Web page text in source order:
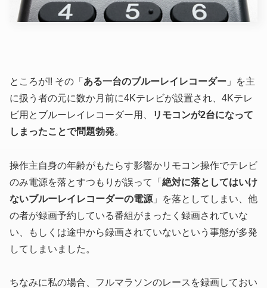
ところが!! その「 ある一台のブルーレイレコーダー 」を主
に扱う者の元に数か月前に4Kテレビが設置され、4Kテレ
ビ用とブルーレイレコーダー用、
リモコンが2台になって
しまったことで問題勃発。
操作主自身の年齢がもたらす影響かリモコン操作でテレビ
のみ電源を落とすつもりが誤って「 絶対に落としてはいけ
ないブルーレイレコーダーの電源 」を落としてしまい、他
の者が録画予約している番組がまったく録画されていな
い、もしくは途中から録画されていないという事態が多発
してしまいました。
ちなみに私の場合、フルマラソンのレースを録画しておい